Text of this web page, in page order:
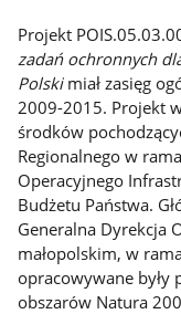
Projekt
zadań ochronnych
Polskimiał zasięg
2009-2015. Projekt
środków
Regionalnego w
Operacyjnego
Budżetu Państwa.
Generalna Dyrekcja
małopolskim, w
opracowywane były
obszarów Natura